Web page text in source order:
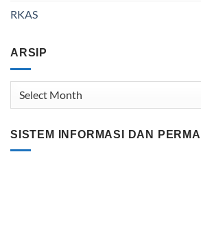
RKAS
ARSIP
SISTEM INFORMASI DAN